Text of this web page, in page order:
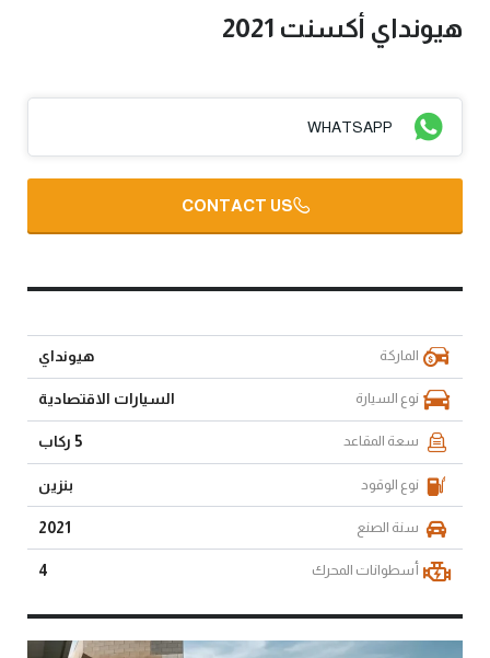
هيونداي أكسنت 2021
WHATSAPP
CONTACT US
الماركة هيونداي
نوع السيارة السيارات الاقتصادية
سعة المقاعد 5 ركاب
نوع الوقود بنزين
سنة الصنع 2021
أسطوانات المحرك 4